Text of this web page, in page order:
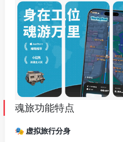
魂旅功能特点
🎭 虚拟旅行分身